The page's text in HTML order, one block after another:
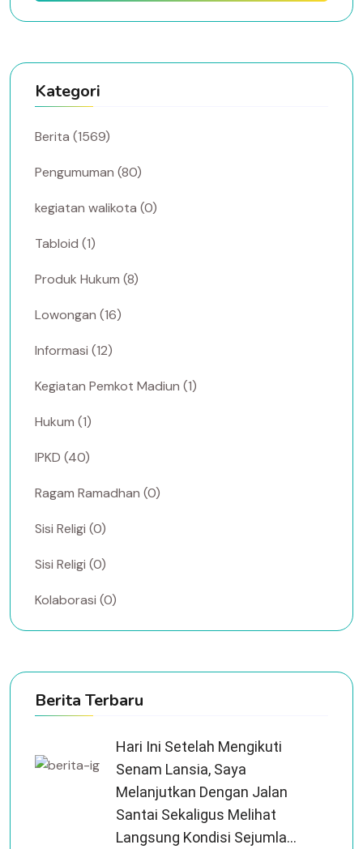
Kategori
Berita (1569)
Pengumuman (80)
kegiatan walikota (0)
Tabloid (1)
Produk Hukum (8)
Lowongan (16)
Informasi (12)
Kegiatan Pemkot Madiun (1)
Hukum (1)
IPKD (40)
Ragam Ramadhan (0)
Sisi Religi (0)
Sisi Religi (0)
Kolaborasi (0)
Berita Terbaru
Hari Ini Setelah Mengikuti
Senam Lansia, Saya
Melanjutkan Dengan Jalan
Santai Sekaligus Melihat
Langsung Kondisi Sejumla...